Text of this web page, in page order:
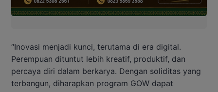
“Inovasi menjadi kunci, terutama di era digital.
Perempuan dituntut lebih kreatif, produktif, dan
percaya diri dalam berkarya. Dengan soliditas yang
terbangun, diharapkan program GOW dapat